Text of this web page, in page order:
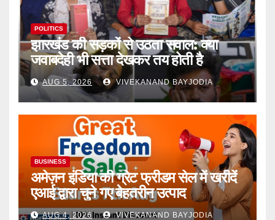
POLITICS
झारखंड की सड़कों से उठता सवाल: क्या
जवाबदेही भी सत्ता देखकर तय होती है
AUG 5, 2026 VIVEKANAND BAYJODIA
BUSINESS
अमेज़न इंडिया की ग्रेट फ्रीडम सेल में खरीदें
एआई द्वारा चुने गए बेहतरीन उत्पाद
AUG 4, 2026 VIVEKANAND BAYJODIA